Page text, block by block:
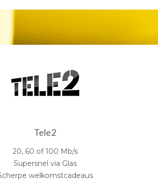
Tele2
20, 60 of 100 Mb/s
Supersnel via Glas
welkomstcadeaus